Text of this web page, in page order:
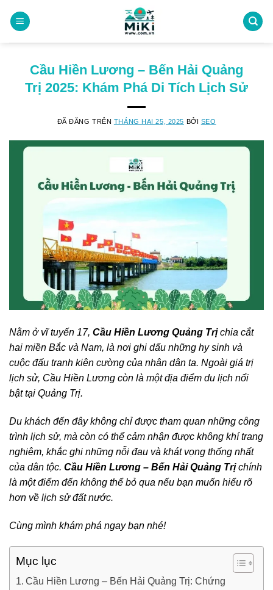
đến
Cầu Hiền Lương – Bến Hải Quảng
Trị 2025: Khám Phá Di Tích Lịch Sử
ĐÃ ĐĂNG TRÊN THÁNG HAI 25, 2025 BỞI SEO
Nằm ở vĩ tuyến 17, Cầu Hiền Lương Quảng Trịchia cắt
hai miền Bắc và Nam, là nơi ghi dấu những hy sinh và
cuộc đấu tranh kiên cường của nhân dân ta. Ngoài giá trị
lịch sử, Cầu Hiền Lương còn là một địa điểm du lịch nổi
bật tại Quảng Trị.
Du khách đến đây không chỉ được tham quan những công
trình lịch sử, mà còn có thể cảm nhận được không khí trang
nghiêm, khắc ghi những nỗi đau và khát vọng thống nhất
của dân tộc. Cầu Hiền Lương – Bến Hải Quảng Trịchính
là một điểm đến không thể bỏ qua nếu bạn muốn hiểu rõ
hơn về lịch sử đất nước.
Cùng mình khám phá ngay bạn nhé!
Mục lục
Cầu Hiền Lương – Bến Hải Quảng Trị: Chứng